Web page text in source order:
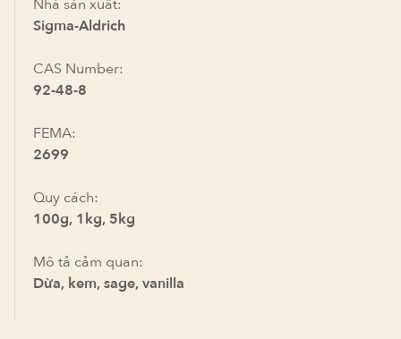
Nhà sản xuất:
Sigma-Aldrich
CAS Number:
92-48-8
FEMA:
2699
Quy cách:
100g, 1kg, 5kg
Mô tả cảm quan:
Dừa, kem, sage, vanilla